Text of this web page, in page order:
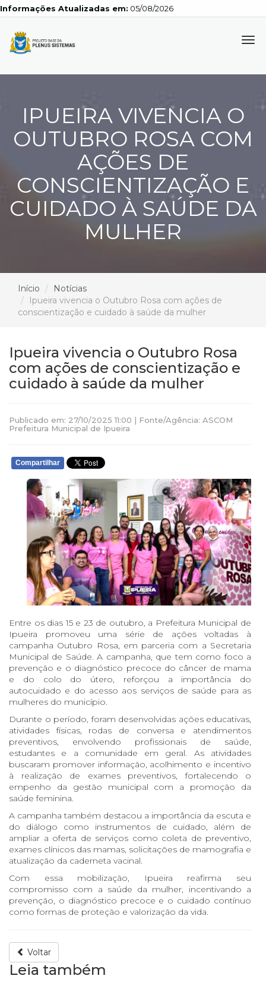
Atualizadas em: 05/08/2026
IPUEIRA VIVENCIA O
OUTUBRO ROSA COM
AÇÕES DE
CONSCIENTIZAÇÃO E
CUIDADO À SAÚDE DA
MULHER
Início
Notícias
Ipueira vivencia o Outubro Rosa com ações de
conscientização e cuidado à saúde da mulher
Ipueira vivencia o Outubro Rosa
com ações de conscientização e
cuidado à saúde da mulher
Publicado em: 27/10/2025 11:00 | Fonte/Agência: ASCOM
Prefeitura Municipal de Ipueira
Compartilhar
Entre os dias 15 e 23 de outubro, a Prefeitura Municipal de
Ipueira promoveu uma série de ações voltadas à
campanha Outubro Rosa, em parceria com a Secretaria
Municipal de Saúde. A campanha, que tem como foco a
prevenção e o diagnóstico precoce do câncer de mama
e do colo do útero, reforçou a importância do
autocuidado e do acesso aos serviços de saúde para as
mulheres do município.
Durante o período, foram desenvolvidas ações educativas,
atividades físicas, rodas de conversa e atendimentos
preventivos, envolvendo profissionais de saúde,
estudantes e a comunidade em geral. As atividades
buscaram promover informação, acolhimento e incentivo
à realização de exames preventivos, fortalecendo o
empenho da gestão municipal com a promoção da
saúde feminina.
A campanha também destacou a importância da escuta e
do diálogo como instrumentos de cuidado, além de
ampliar a oferta de serviços como coleta de preventivo,
exames clínicos das mamas, solicitações de mamografia e
atualização da caderneta vacinal.
Com essa mobilização, Ipueira reafirma seu
compromisso com a saúde da mulher, incentivando a
prevenção, o diagnóstico precoce e o cuidado contínuo
como formas de proteção e valorização da vida.
Voltar
Leia também